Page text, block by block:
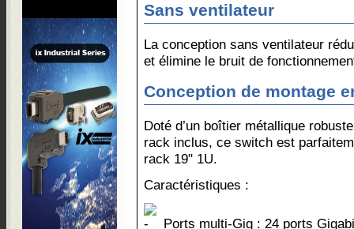
Sans ventilateur
La conception sans ventilateur
et élimine le bruit de
Conception de montage
Doté d’un boîtier métallique
rack inclus, ce switch est
rack 19" 1U.
Caractéristiques :
Ports multi-Gig : 24 ports